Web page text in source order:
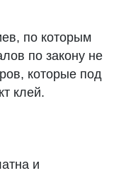
по которым
по закону не
которые под
клей.
и